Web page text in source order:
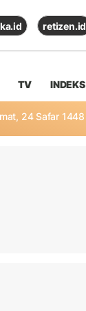
retizen.id
TV INDEKS
24 Safar 1448